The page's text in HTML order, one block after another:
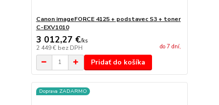
Canon imageFORCE 4125 + podstavec S3 + toner
C-EXV1010
3 012,27 €/ks
2 449 € bez DPH do 7 dní,
Pridať do košíka
Doprava ZADARMO